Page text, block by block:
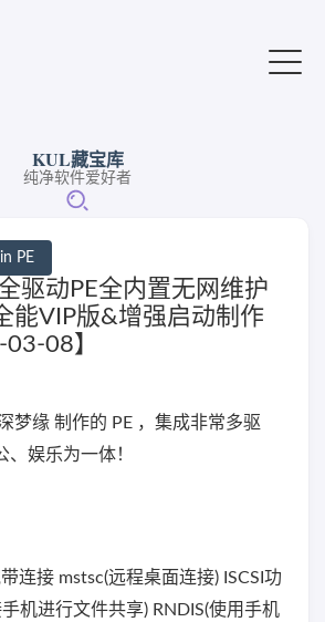
KUL藏宝库
纯净软件爱好者
PE
驱动PE全内置无网维护
能VIP版&增强启动制作
08】
梦缘 制作的 PE ，集成非常多驱
娱乐为一体！
连接 mstsc(远程桌面连接) ISCSI功
机进行文件共享) RNDIS(使用手机